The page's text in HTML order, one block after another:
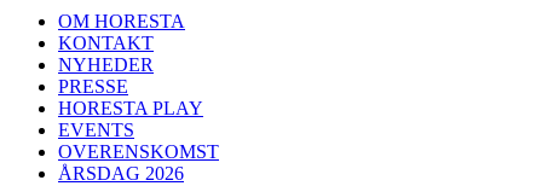
OM HORESTA
KONTAKT
NYHEDER
PRESSE
HORESTA PLAY
EVENTS
OVERENSKOMST
ÅRSDAG 2026